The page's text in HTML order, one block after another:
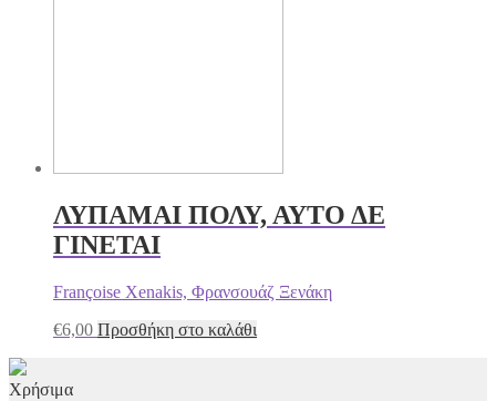
ΛΥΠΑΜΑΙ ΠΟΛΥ, ΑΥΤΟ ΔΕ
ΓΙΝΕΤΑΙ
Françoise Xenakis, Φρανσουάζ Ξενάκη
€6,00 Προσθήκη στο καλάθι
Χρήσιμα